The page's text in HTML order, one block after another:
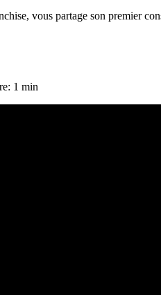
vous partage son premier
1 min